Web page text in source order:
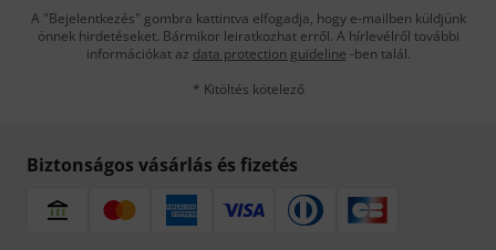
A "Bejelentkezés" gombra kattintva elfogadja, hogy e-mailben küldjünk
önnek hirdetéseket. Bármikor leiratkozhat erről. A hírlevélről további
információkat az data protection guideline -ben talál.
* Kitöltés kötelező
Biztonságos vásárlás és fizetés